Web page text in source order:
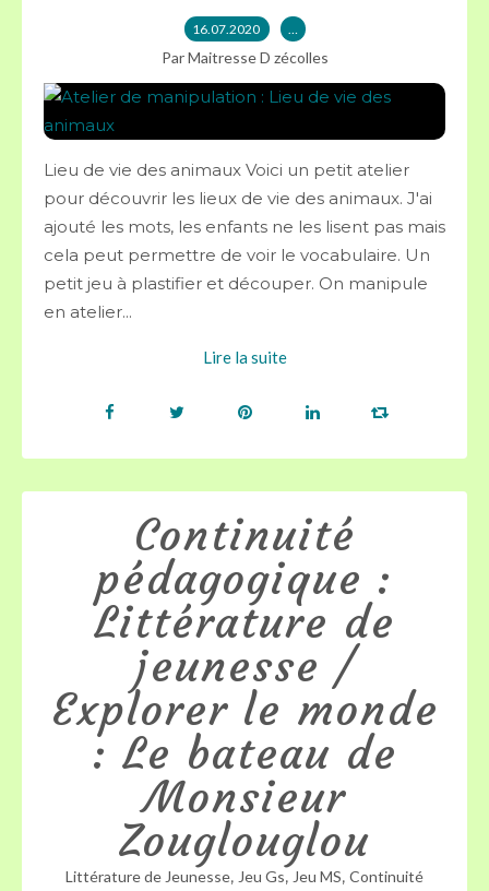
16.07.2020 …
Par Maitresse D zécolles
Lieu de vie des animaux Voici un petit atelier
pour découvrir les lieux de vie des animaux. J'ai
ajouté les mots, les enfants ne les lisent pas mais
cela peut permettre de voir le vocabulaire. Un
petit jeu à plastifier et découper. On manipule
en atelier...
Lire la suite
Continuité
pédagogique :
Littérature de
jeunesse /
Explorer le monde
: Le bateau de
Monsieur
Zouglouglou
Littérature de Jeunesse, Jeu Gs, Jeu MS, Continuité